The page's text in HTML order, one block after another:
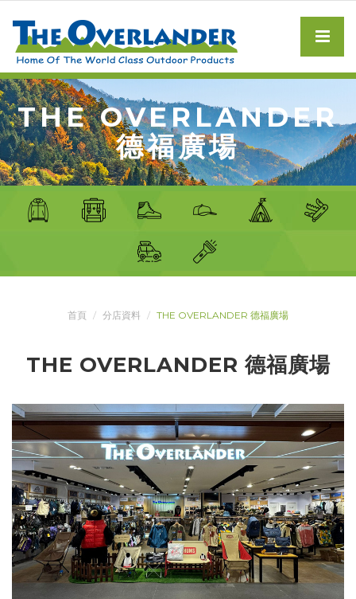
THE OVERLANDER
德福廣場
首頁 分店資料 THE OVERLANDER 德福廣場
THE OVERLANDER 德福廣場